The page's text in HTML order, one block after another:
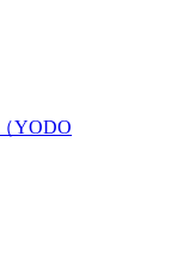
YODO